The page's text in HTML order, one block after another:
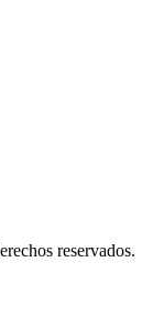
reservados.